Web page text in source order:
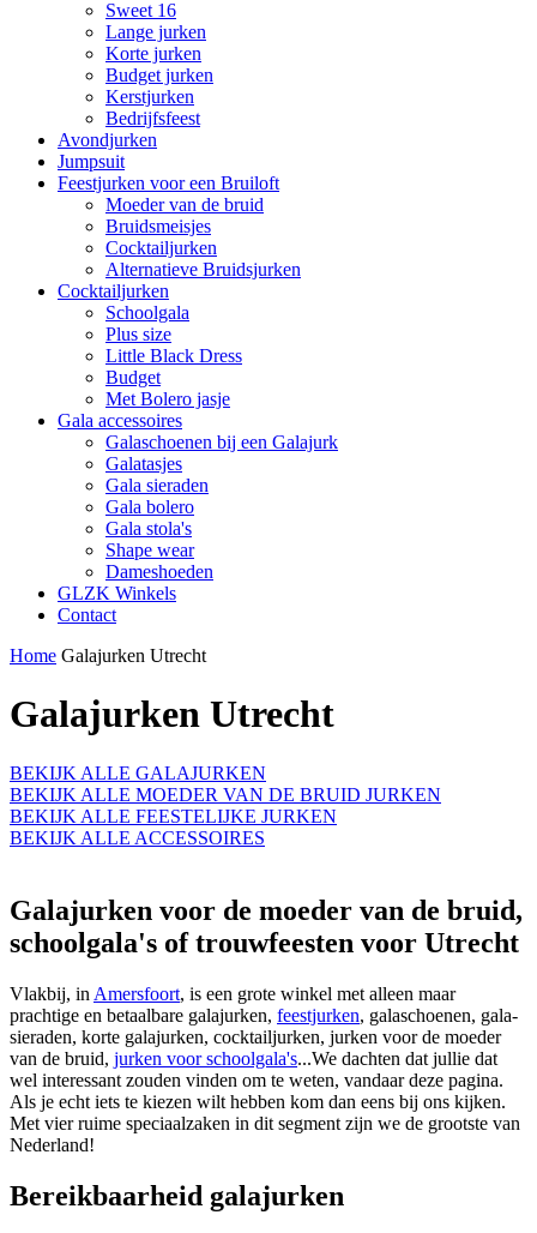
Sweet 16
Lange jurken
Korte jurken
Budget jurken
Kerstjurken
Bedrijfsfeest
Avondjurken
Jumpsuit
Feestjurken voor een Bruiloft
Moeder van de bruid
Bruidsmeisjes
Cocktailjurken
Alternatieve Bruidsjurken
Cocktailjurken
Schoolgala
Plus size
Little Black Dress
Budget
Met Bolero jasje
Gala accessoires
Galaschoenen bij een Galajurk
Galatasjes
Gala sieraden
Gala bolero
Gala stola's
Shape wear
Dameshoeden
GLZK Winkels
Contact
Home Galajurken Utrecht
Galajurken Utrecht
BEKIJK ALLE GALAJURKEN
BEKIJK ALLE MOEDER VAN DE BRUID JURKEN
BEKIJK ALLE FEESTELIJKE JURKEN
BEKIJK ALLE ACCESSOIRES
Galajurken voor de moeder van de bruid,
schoolgala's of trouwfeesten voor Utrecht
Vlakbij, in Amersfoort, is een grote winkel met alleen maar
prachtige en betaalbare galajurken, feestjurken, galaschoenen, gala-
sieraden, korte galajurken, cocktailjurken, jurken voor de moeder
van de bruid, jurken voor schoolgala's...We dachten dat jullie dat
wel interessant zouden vinden om te weten, vandaar deze pagina.
Als je echt iets te kiezen wilt hebben kom dan eens bij ons kijken.
Met vier ruime speciaalzaken in dit segment zijn we de grootste van
Nederland!
Bereikbaarheid galajurken